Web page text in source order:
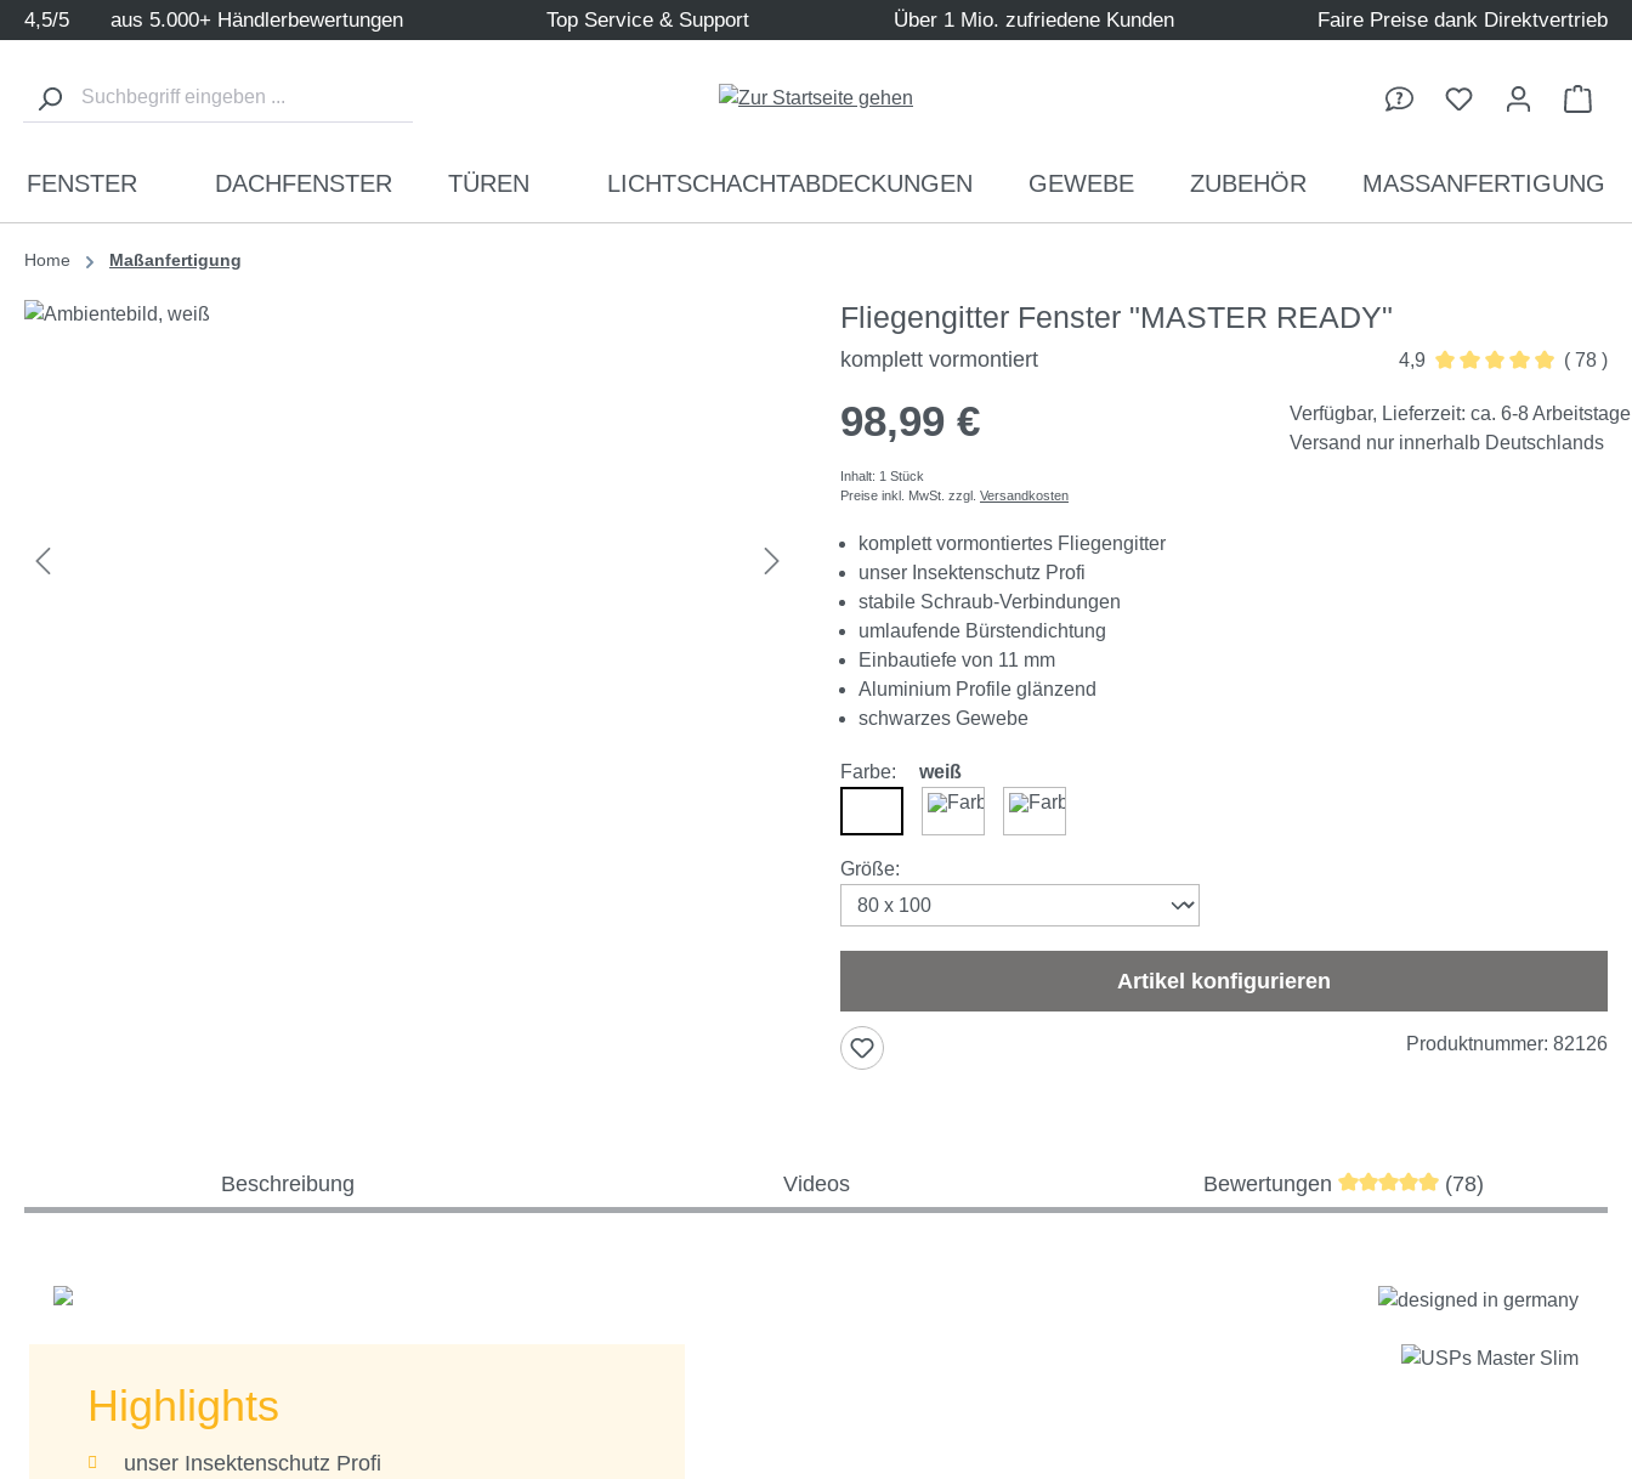
Hauptinhalt springen
Zur Suche springen
Zur Hauptnavigation springen
4,5/5 aus 5.000+ Händlerbewertungen Top Service & Support Über 1 Mio. zufriedene Kunden Faire Preise dank Direktvertrieb
FENSTER DACHFENSTER TÜREN LICHTSCHACHTABDECKUNGEN GEWEBE ZUBEHÖR MASSANFERTIGUNG
Home Maßanfertigung
Bildergalerie überspringen Fliegengitter Fenster "MASTER READY"
komplett vormontiert
4,9
( 78 )
98,99 €
Inhalt: 1 Stück
Preise inkl. MwSt. zzgl. Versandkosten
komplett vormontiertes Fliegengitter
unser Insektenschutz Profi
stabile Schraub-Verbindungen
umlaufende Bürstendichtung
Einbautiefe von 11 mm
Aluminium Profile glänzend
schwarzes Gewebe
Verfügbar, Lieferzeit: ca. 6-8 Arbeitstage
Versand nur innerhalb Deutschlands
Farbe: weiß
Größeauswählen
:
Artikel konfigurieren
Produktnummer: 82126
Beschreibung Videos BewertungenDurchschnittliche Bewertung
(78)
Highlights
unser Insektenschutz Profi